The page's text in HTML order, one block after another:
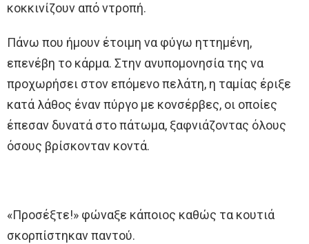
κοκκινίζουν από ντροπή.
Πάνω που ήμουν έτοιμη να φύγω ηττημένη,
επενέβη το κάρμα. Στην ανυπομονησία της να
προχωρήσει στον επόμενο πελάτη, η ταμίας έριξε
κατά λάθος έναν πύργο με κονσέρβες, οι οποίες
έπεσαν δυνατά στο πάτωμα, ξαφνιάζοντας όλους
όσους βρίσκονταν κοντά.
«Προσέξτε!» φώναξε κάποιος καθώς τα κουτιά
σκορπίστηκαν παντού.